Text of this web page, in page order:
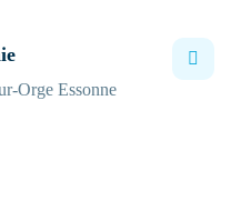
Orge Essonne